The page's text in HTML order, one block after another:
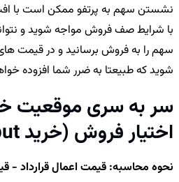
نشستن سهم به پرتفو ممکن است با
با شرایط صف فروش مواجه شوید و
سهم را به فروش برسانید و در قیمت
شوید که طبیعتا به ضرر شما افزوده
سر به سری موقعیت
اختیار فروش (خرید put)
نحوه محاسبه: قیمت اعمال قرارداد -